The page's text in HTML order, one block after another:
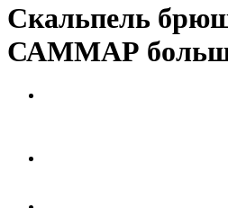
Скальпель
САММАР